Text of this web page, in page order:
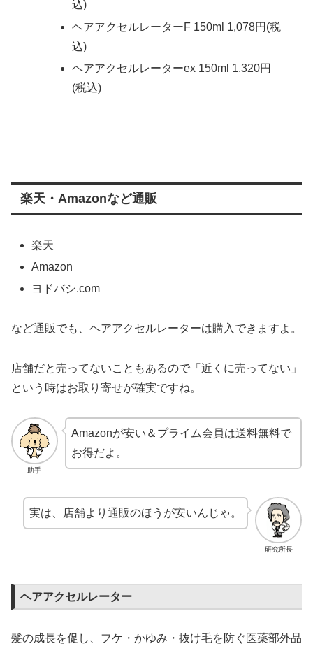
込)
ヘアアクセルレーターF 150ml 1,078円(税
込)
ヘアアクセルレーターex 150ml 1,320円
(税込)
楽天・Amazonなど通販
楽天
Amazon
ヨドバシ.com
など通販でも、ヘアアクセルレーターは購入できますよ。
店舗だと売ってないこともあるので「近くに売ってない」
という時はお取り寄せが確実ですね。
助手
Amazonが安い＆プライム会員は送料無料で
お得だよ。
研究所長
実は、店舗より通販のほうが安いんじゃ。
ヘアアクセルレーター
髪の成長を促し、フケ・かゆみ・抜け毛を防ぐ医薬部外品